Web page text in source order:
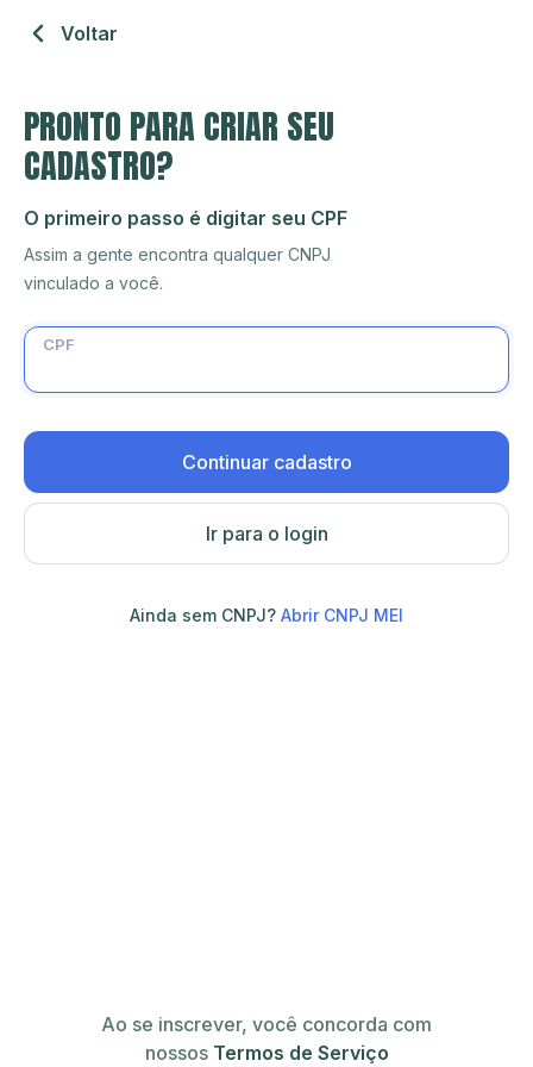
Voltar
PRONTO PARA CRIAR SEU
CADASTRO?
O primeiro passo é digitar seu CPF
Assim a gente encontra qualquer CNPJ
vinculado a você.
CPF
Continuar cadastro
Ir para o login
Ainda sem CNPJ? Abrir CNPJ MEI
Ao se inscrever, você concorda com
nossos Termos de Serviço